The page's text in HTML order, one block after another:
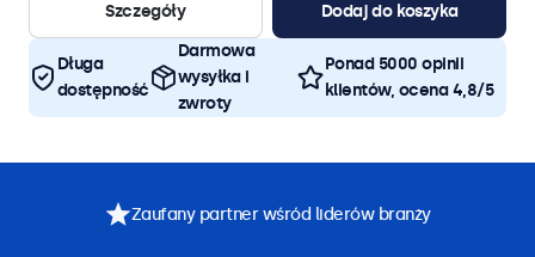
Szczegóły
Dodaj do koszyka
Długa
dostępność
Darmowa
wysyłka i
zwroty
Ponad 5000 opinii
klientów, ocena 4,8/5
Zaufany partner wśród liderów branży